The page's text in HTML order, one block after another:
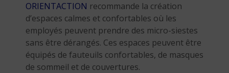
ORIENTACTION recommande la création
d’espaces calmes et confortables où les
employés peuvent prendre des micro-siestes
sans être dérangés. Ces espaces peuvent être
équipés de fauteuils confortables, de masques
de sommeil et de couvertures.